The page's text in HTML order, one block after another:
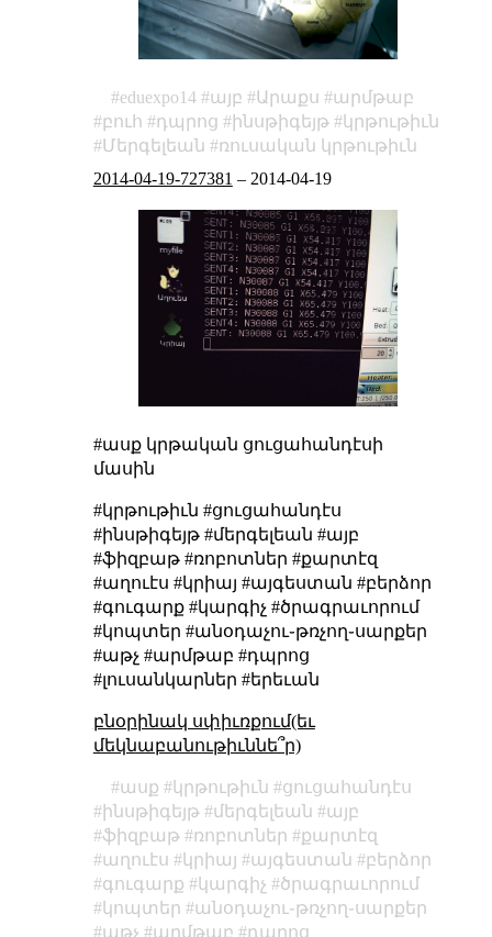
eduexpo14 այբ Արաքս
արմթաբ
բուհ
դպրոց ինսթիգեյթ
կրթութիւն
Մերգելեան
ռուսական կրթութիւն
2014-04-19-727381 – 2014-04-19
#ասք կրթական ցուցահանդէսի
մասին
#կրթութիւն #ցուցահանդէս
#ինսթիգեյթ #մերգելեան #այբ
#ֆիզբաթ #ռոբոտներ #քարտէզ
#աղուէս #կրիայ #այգեստան #բերձոր
#գուգարք #կարգիչ #ծրագրաւորում
#կոպտեր #անօդաչու֊թռչող֊սարքեր
#աթչ #արմթաբ #դպրոց
#լուսանկարներ #երեւան
բնօրինակ սփիւռքում(եւ
մեկնաբանութիւննե՞ր)
ասք կրթութիւն
ցուցահանդէս
ինսթիգեյթ
մերգելեան
այբ
ֆիզբաթ
ռոբոտներ
քարտէզ
աղուէս
կրիայ այգեստան
բերձոր
գուգարք
կարգիչ
ծրագրաւորում
կոպտեր
անօդաչու֊թռչող֊սարքեր
աթչ
արմթաբ դպրոց